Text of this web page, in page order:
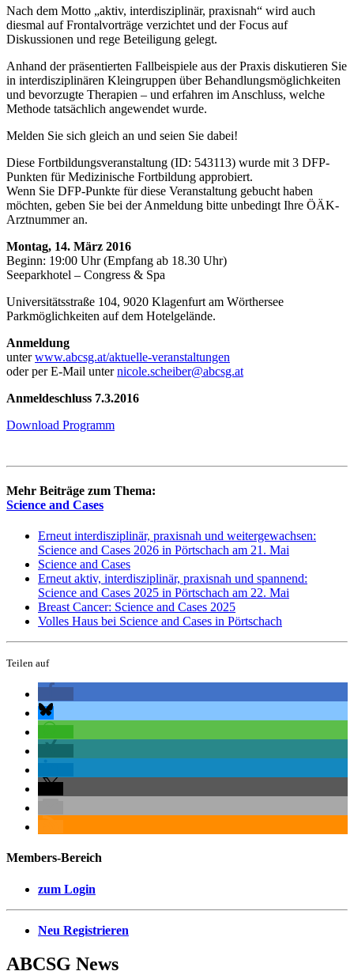
Nach dem Motto „aktiv, interdisziplinär, praxisnah“ wird auch
diesmal auf Frontalvorträge verzichtet und der Focus auf
Diskussionen und rege Beteiligung gelegt.
Anhand der präsentierten Fallbeispiele aus der Praxis diskutieren Sie
in interdisziplinären Kleingruppen über Behandlungsmöglichkeiten
und bevorzugte Therapien – und erfahren im Anschluss, welche
Methode tatsächlich angewendet wurde.
Melden Sie sich gleich an und seien Sie dabei!
Diese Fortbildungsveranstaltung (ID: 543113) wurde mit 3 DFP-
Punkten für Medizinische Fortbildung approbiert.
Wenn Sie DFP-Punkte für diese Veranstaltung gebucht haben
möchten, geben Sie bei der Anmeldung bitte unbedingt Ihre ÖÄK-
Arztnummer an.
Montag, 14. März 2016
Beginn: 19:00 Uhr (Empfang ab 18.30 Uhr)
Seeparkhotel – Congress & Spa
Universitätsstraße 104, 9020 Klagenfurt am Wörthersee
Parkmöglichkeiten auf dem Hotelgelände.
Anmeldung
unterwww.abcsg.at/aktuelle-veranstaltungen
oder per E-Mail unternicole.scheiber@abcsg.at
Anmeldeschluss 7.3.2016
Download Programm
Mehr Beiträge zum Thema:
Science and Cases
Erneut interdisziplinär, praxisnah und weitergewachsen:
Science and Cases 2026 in Pörtschach am 21. Mai
Science and Cases
Erneut aktiv, interdisziplinär, praxisnah und spannend:
Science and Cases 2025 in Pörtschach am 22. Mai
Breast Cancer: Science and Cases 2025
Volles Haus bei Science and Cases in Pörtschach
Teilen auf
Members-Bereich
zum Login
Neu Registrieren
ABCSG News